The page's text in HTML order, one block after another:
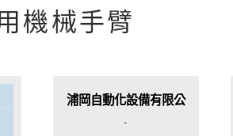
機械手臂
浦岡自動化設備有限公
-